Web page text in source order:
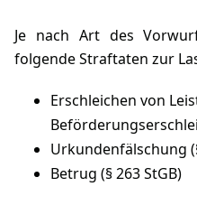
Je nach Art des
folgende Straftaten zur
Erschleichen von
Urkundenfälschung
Betrug (§ 263 StGB)